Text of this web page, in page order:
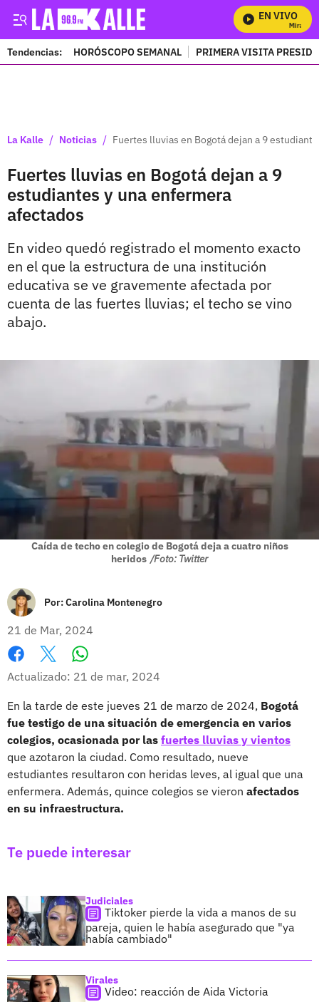
EN VIVO
Mira
Tendencias: HORÓSCOPO SEMANAL PRIMERA VISITA
La Kalle / Noticias / Fuertes lluvias en Bogotá dejan a 9
Fuertes lluvias en Bogotá dejan a 9
estudiantes y una enfermera
afectados
En video quedó registrado el momento exacto
en el que la estructura de una institución
educativa se ve gravemente afectada por
cuenta de las fuertes lluvias; el techo se vino
abajo.
Caída de techo en colegio de Bogotá deja a cuatro niños
heridos /Foto: Twitter
Por:Carolina Montenegro
21 de Mar, 2024
Facebook
X
Actualizado: 21 de mar, 2024
En la tarde de este jueves 21 de marzo de 2024, Bogotá
fue testigo de una situación de emergencia en varios
colegios, ocasionada por las fuertes lluvias y vientos
que azotaron la ciudad. Como resultado, nueve
estudiantes resultaron con heridas leves, al igual que una
enfermera. Además, quince colegios se vieron afectados
en su infraestructura.
Te puede interesar
Judiciales
Tiktoker pierde la vida a manos de su
pareja, quien le había asegurado que "ya
había cambiado"
Virales
Video: reacción de Aida Victoria